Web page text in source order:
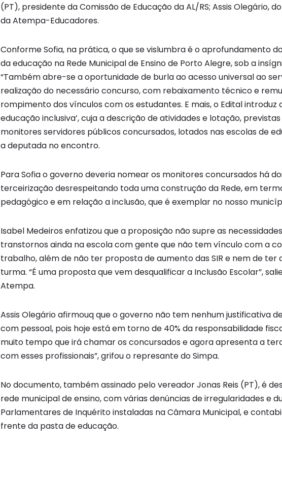
(PT), presidente da Comissão de Educação da AL/RS; Assis Olegário,
da Atempa-Educadores.
Conforme Sofia, na prática, o que se vislumbra é o aprofundamento
da educação na Rede Municipal de Ensino de Porto Alegre, sob a
“Também abre-se a oportunidade de burla ao acesso universal ao
realização do necessário concurso, com rebaixamento técnico e
rompimento dos vínculos com os estudantes. E mais, o Edital introduz
educação inclusiva’, cuja a descrição de atividades e lotação,
monitores servidores públicos concursados, lotados nas escolas de
a deputada no encontro.
Para Sofia o governo deveria nomear os monitores concursados há
terceirização desrespeitando toda uma construção da Rede, em
pedagógico e em relação a inclusão, que é exemplar no nosso
Isabel Medeiros enfatizou que a proposição não supre as
transtornos ainda na escola com gente que não tem vínculo com a
trabalho, além de não ter proposta de aumento das SIR e nem de
turma. “É uma proposta que vem desqualificar a Inclusão Escolar”,
Atempa.
Assis Olegário afirmouq que o governo não tem nenhum justificativa
com pessoal, pois hoje está em torno de 40% da responsabilidade
muito tempo que irá chamar os concursados e agora apresenta a
com esses profissionais”, grifou o represante do Simpa.
No documento, também assinado pelo vereador Jonas Reis (PT), é
rede municipal de ensino, com várias denúncias de irregularidades e
Parlamentares de Inquérito instaladas na Câmara Municipal, e
frente da pasta de educação.